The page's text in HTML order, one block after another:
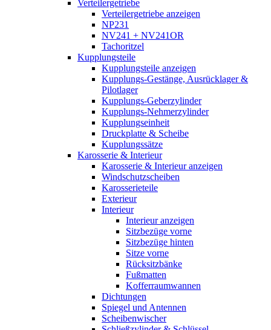
Verteilergetriebe
Verteilergetriebe anzeigen
NP231
NV241 + NV241OR
Tachoritzel
Kupplungsteile
Kupplungsteile anzeigen
Kupplungs-Gestänge, Ausrücklager &
Pilotlager
Kupplungs-Geberzylinder
Kupplungs-Nehmerzylinder
Kupplungseinheit
Druckplatte & Scheibe
Kupplungssätze
Karosserie & Interieur
Karosserie & Interieur anzeigen
Windschutzscheiben
Karosserieteile
Exterieur
Interieur
Interieur anzeigen
Sitzbezüge vorne
Sitzbezüge hinten
Sitze vorne
Rücksitzbänke
Fußmatten
Kofferraumwannen
Dichtungen
Spiegel und Antennen
Scheibenwischer